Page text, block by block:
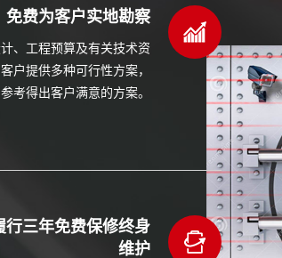
免费为客户实地勘察
、工程预算及有关技术资
户提供多种可行性方案，
考得出客户满意的方案。
三年免费保修终身
维护